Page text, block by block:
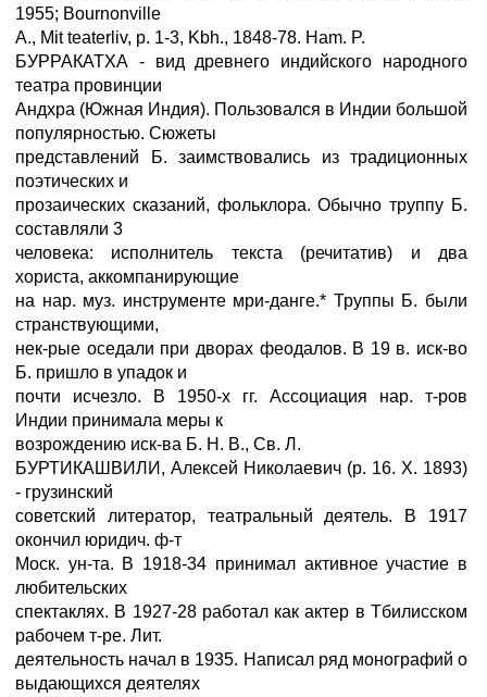
1955; Bournonville
A., Mit teaterliv, p. 1-3, Kbh., 1848-78. Ham. P.
БУРРАКАТХА - вид древнего индийского народного
театра провинции
Андхра (Южная Индия). Пользовался в Индии большой
популярностью. Сюжеты
представлений Б. заимствовались из традиционных
поэтических и
прозаических сказаний, фольклора. Обычно труппу Б.
составляли 3
человека: исполнитель текста (речитатив) и два
хориста, аккомпанирующие
на нар. муз. инструменте мри-данге.* Труппы Б. были
странствующими,
нек-рые оседали при дворах феодалов. В 19 в. иск-во
Б. пришло в упадок и
почти исчезло. В 1950-х гг. Ассоциация нар. т-ров
Индии принимала меры к
возрождению иск-ва Б. Н. В., Св. Л.
БУРТИКАШВИЛИ, Алексей Николаевич (р. 16. X. 1893)
- грузинский
советский литератор, театральный деятель. В 1917
окончил юридич. ф-т
Моск. ун-та. В 1918-34 принимал активное участие в
любительских
спектаклях. В 1927-28 работал как актер в Тбилисском
рабочем т-ре. Лит.
деятельность начал в 1935. Написал ряд монографий о
выдающихся деятелях